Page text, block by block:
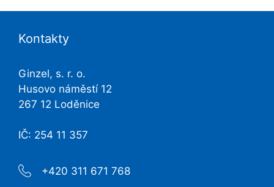
Kontakty
Ginzel, s. r. o.
Husovo náměstí 12
267 12 Loděnice
IČ: 254 11 357
+420 311 671 768